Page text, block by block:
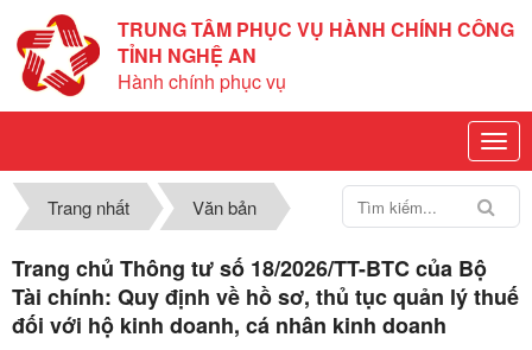
TRUNG TÂM PHỤC VỤ HÀNH CHÍNH CÔNG
TỈNH NGHỆ AN
Hành chính phục vụ
Trang nhất Văn bản
Trang chủ Thông tư số 18/2026/TT-BTC của Bộ
Tài chính: Quy định về hồ sơ, thủ tục quản lý thuế
đối với hộ kinh doanh, cá nhân kinh doanh